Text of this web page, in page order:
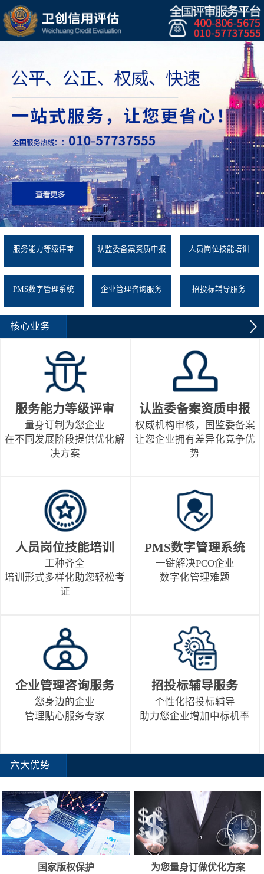
服务能力等级评审 认监委备案资质申报 人员岗位技能培训
PMS数字管理系统 企业管理咨询服务 招投标辅导服务
核心业务
服务能力等级评审
量身订制为您企业
在不同发展阶段提供优化解
决方案
认监委备案资质申报
权威机构审核，国监委备案
让您企业拥有差异化竞争优
势
人员岗位技能培训
工种齐全
培训形式多样化助您轻松考
证
PMS数字管理系统
一键解决PCO企业
数字化管理难题
企业管理咨询服务
您身边的企业
管理贴心服务专家
招投标辅导服务
个性化招投标辅导
助力您企业增加中标机率
六大优势
国家版权保护 为您量身订做优化方案